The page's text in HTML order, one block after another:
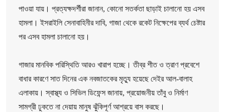
পাওয়া যায়। প্রত্যক্ষদর্শীরা জানান, কোনো সতর্কতা ছাড়াই চালানো হয় এসব
হামলা। ইসরাইলি সেনাবাহিনীর দাবি, গাজা থেকে রকেট নিক্ষেপের ব্যর্থ চেষ্টার
পর এসব হামলা চালানো হয়।
গাজার মানবিক পরিস্থিতি আরও খারাপ হচ্ছে। তীব্র শীত ও ত্রাণ প্রবেশে
বাধার কারণে সাত দিনের এক নবজাতকের মৃত্যু হয়েছে দেইর আল-বালাহ
এলাকায়। স্বাস্থ্য ও সিভিল ডিফেন্স জানায়, প্রয়োজনীয় তাঁবু ও নির্মাণ
সামগ্রী ঢুকতে না দেয়ায় মানুষ ঝুঁকিপূর্ণ আশ্রয়ে বাস করছে।